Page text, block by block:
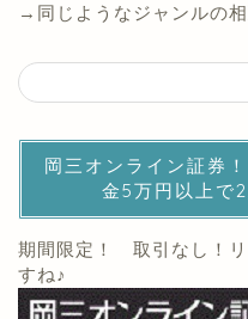
→同じようなジャンルの
岡三オンライン証券
金5万円以上で
期間限定！ 取引なし！
すね♪